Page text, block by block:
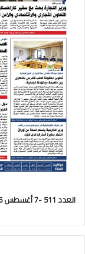
العدد 511 -7 أغسطس 2026 - السنة الثالثة